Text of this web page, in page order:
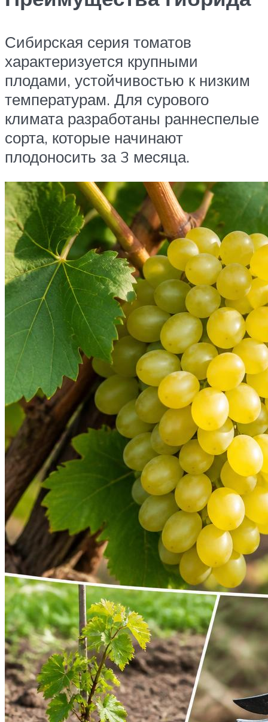
Сибирская серия томатов
характеризуется крупными
плодами, устойчивостью к низким
температурам. Для сурового
климата разработаны раннеспелые
сорта, которые начинают
плодоносить за 3 месяца.